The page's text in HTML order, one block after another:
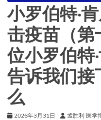
显
示，
MMRV
符
合
VFC
资
童
小罗伯特·
击疫苗（第
位小罗伯特
告诉我们接
么
2026年3月31日 孟胜利 医学